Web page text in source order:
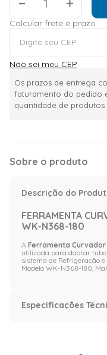
＋
Calcular frete e prazo
Não sei meu CEP
Os prazos de entrega
faturamento do pedido
quantidade de produtos
Sobre o produto
Descrição do
FERRAMENTA
WK-N368-180
A Ferramenta Curvador
utilizada para dobrar
sistema de Refrigeração
Modelo WK-N368-180,
Especificações